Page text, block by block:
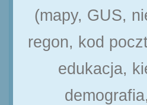
(mapy, GUS,
regon, kod
edukacja,